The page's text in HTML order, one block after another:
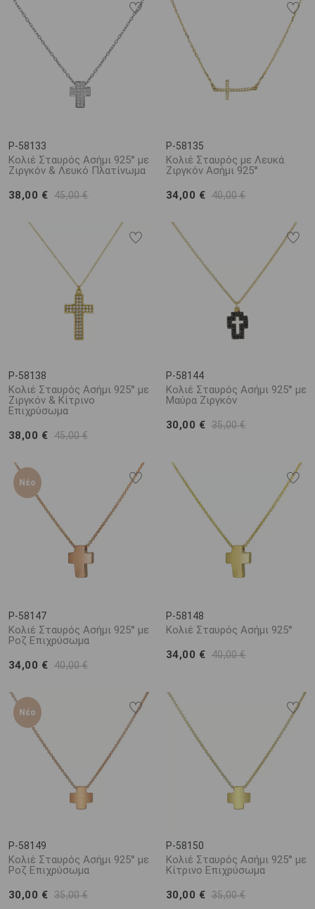
P-58133
Κολιέ Σταυρός Ασήμι 925° με
Ζιργκόν & Λευκό Πλατίνωμα
38,00 € 45,00 €
P-58135
Κολιέ Σταυρός με Λευκά
Ζιργκόν Ασήμι 925°
34,00 € 40,00 €
P-58138
Κολιέ Σταυρός Ασήμι 925° με
Ζιργκόν & Κίτρινο
Επιχρύσωμα
38,00 € 45,00 €
P-58144
Κολιέ Σταυρός Ασήμι 925° με
Μαύρα Ζιργκόν
30,00 € 35,00 €
Νέο
P-58147
Κολιέ Σταυρός Ασήμι 925° με
Ροζ Επιχρύσωμα
34,00 € 40,00 €
P-58148
Κολιέ Σταυρός Ασήμι 925°
34,00 € 40,00 €
Νέο
P-58149
Κολιέ Σταυρός Ασήμι 925° με
Ροζ Επιχρύσωμα
30,00 € 35,00 €
P-58150
Κολιέ Σταυρός Ασήμι 925° με
Κίτρινο Επιχρύσωμα
30,00 € 35,00 €